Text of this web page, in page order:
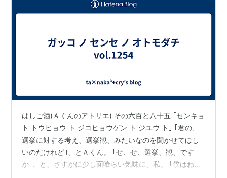
はしご酒(Ａくんのアトリエ) その六百と八十五 ｢センキョ
ト トウヒョウ ト ジコヒョウゲン ト ジユウ ト｣ ｢君の、
選挙に対する考え、選挙観、みたいなのを聞かせてほし
いのだけれど｣、とＡくん。 ｢せ、せ、選挙、観、です
か｣、と、さすがに少し面喰らい気味に、私。 ｢僕はね、